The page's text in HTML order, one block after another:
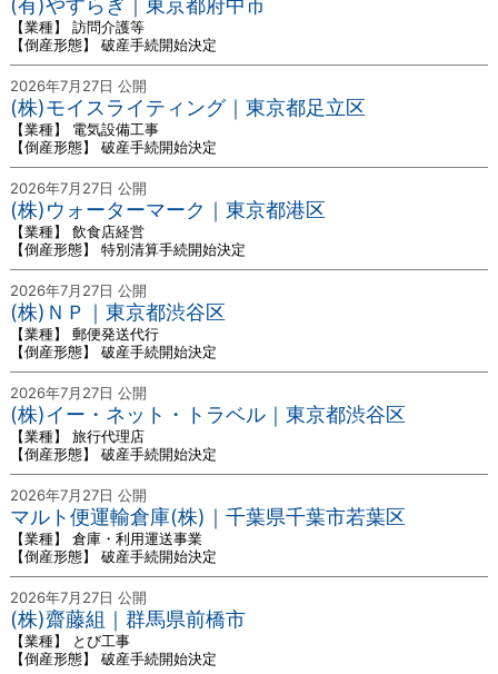
(有)やすらぎ｜東京都府中市
【業種】 訪問介護等
【倒産形態】 破産手続開始決定
2026年7月27日 公開
(株)モイスライティング｜東京都足立区
【業種】 電気設備工事
【倒産形態】 破産手続開始決定
2026年7月27日 公開
(株)ウォーターマーク｜東京都港区
【業種】 飲食店経営
【倒産形態】 特別清算手続開始決定
2026年7月27日 公開
(株)ＮＰ｜東京都渋谷区
【業種】 郵便発送代行
【倒産形態】 破産手続開始決定
2026年7月27日 公開
(株)イー・ネット・トラベル｜東京都渋谷区
【業種】 旅行代理店
【倒産形態】 破産手続開始決定
2026年7月27日 公開
マルト便運輸倉庫(株)｜千葉県千葉市若葉区
【業種】 倉庫・利用運送事業
【倒産形態】 破産手続開始決定
2026年7月27日 公開
(株)齋藤組｜群馬県前橋市
【業種】 とび工事
【倒産形態】 破産手続開始決定